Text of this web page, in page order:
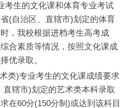
生的文化课和体育专业考试
(自治区、直辖市)划定的体育
，我校根据进档考生高考成
合素质等情况，按照文化课成
优录取。
)专业考生的文化课成绩要求
辖市)划定的艺术类本科录取
在60分(150分制)或达到该科目